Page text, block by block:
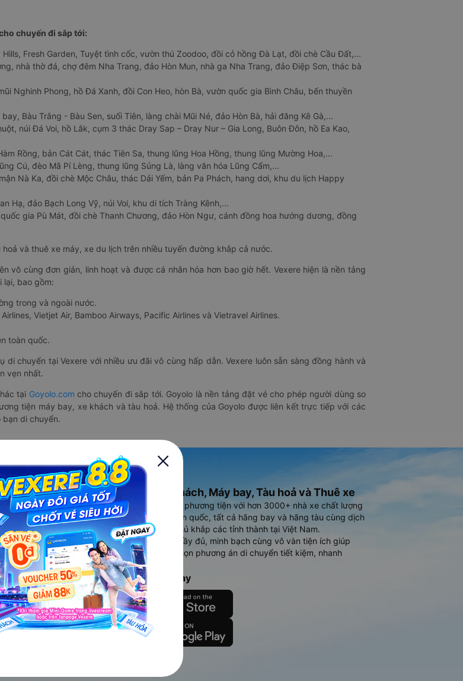
chuyến đi sắp tới:
Fresh Garden, Tuyệt tình cốc, vườn thú Zoodoo, đồi cỏ hồng Đà Lạt, đồi chè Cầu Đất,...
nhà thờ đá, chợ đêm Nha Trang, đảo Hòn Mun, nhà ga Nha Trang, đảo Điệp Sơn, thác bà
Nghinh Phong, hồ Đá Xanh, đồi Con Heo, hòn Bà, vườn quốc gia Bình Châu, bến thuyền
Bàu Trắng - Bàu Sen, suối Tiên, làng chài Mũi Né, đảo Hòn Bà, hải đăng Kê Gà,...
núi Đá Voi, hồ Lắk, cụm 3 thác Dray Sap – Dray Nur – Gia Long, Buôn Đôn, hồ Ea Kao,
Rồng, bản Cát Cát, thác Tiên Sa, thung lũng Hoa Hồng, thung lũng Mường Hoa,...
Cú, đèo Mã Pí Lèng, thung lũng Sủng Là, làng văn hóa Lũng Cẩm,...
Nà Ka, đồi chè Mộc Châu, thác Dải Yếm, bản Pa Phách, hang dơi, khu du lịch Happy
Hạ, đảo Bạch Long Vỹ, núi Voi, khu di tích Tràng Kênh,...
gia Pù Mát, đồi chè Thanh Chương, đảo Hòn Ngư, cánh đồng hoa hướng dương, đồng
và thuê xe máy, xe du lịch trên nhiều tuyến đường khắp cả nước.
vô cùng đơn giản, linh hoạt và được cá nhân hóa hơn bao giờ hết. Vexere hiện là nền tảng
lại, bao gồm:
trong và ngoài nước.
Vietjet Air, Bamboo Airways, Pacific Airlines và Vietravel Airlines.
toàn quốc.
chuyển tại Vexere với nhiều ưu đãi vô cùng hấp dẫn. Vexere luôn sẵn sàng đồng hành và
vẹn nhất.
tại Goyolo.com cho chuyến đi sắp tới. Goyolo là nền tảng đặt vé cho phép người dùng so
tiện máy bay, xe khách và tàu hoả. Hệ thống của Goyolo được liên kết trực tiếp với các
bạn di chuyển.
Ứng dụng đặt vé Xe khách, Máy bay, Tàu hoả và Thuê xe
Vexere - ứng dụng đặt vé đa phương tiện với hơn 3000+ nhà xe chất lượng
cao, 5000+ tuyến đường toàn quốc, tất cả hãng bay và hãng tàu cùng dịch
vụ thuê xe máy, xe du lịch phủ khắp các tỉnh thành tại Việt Nam.
Ứng dụng hiển thị thông tin đầy đủ, minh bạch cùng vô vàn tiện ích giúp
người dùng so sánh và lựa chọn phương án di chuyển tiết kiệm, nhanh
chóng và phù hợp nhất.
Tải ứng dụng Vexere ngay